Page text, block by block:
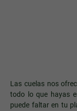
Las cuelas nos
todo lo que hayas
puede faltar en tu